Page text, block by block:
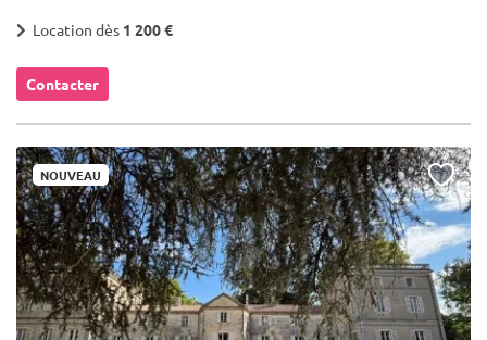
Location dès 1 200 €
Contacter
NOUVEAU